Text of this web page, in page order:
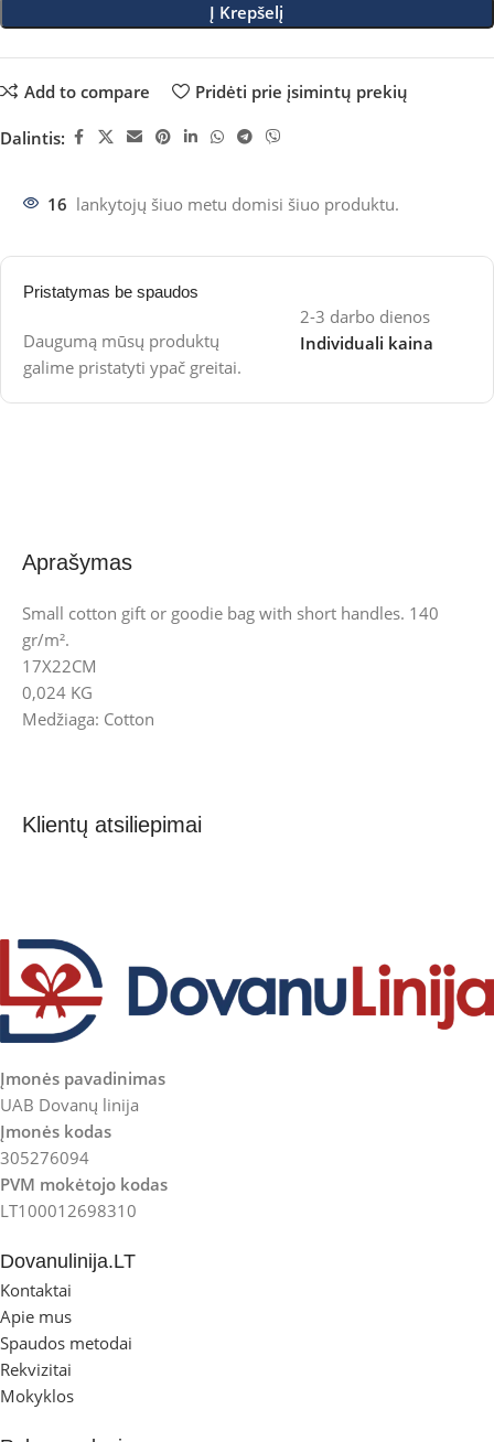
Į Krepšelį
Add to compare Pridėti prie įsimintų prekių
Dalintis:
16 lankytojų šiuo metu domisi šiuo produktu.
Pristatymas be spaudos
Daugumą mūsų produktų
galime pristatyti ypač greitai.
2-3 darbo dienos
Individuali kaina
Aprašymas
Small cotton gift or goodie bag with short handles. 140
gr/m².
17X22CM
0,024 KG
Medžiaga: Cotton
Klientų atsiliepimai
Įmonės pavadinimas
UAB Dovanų linija
Įmonės kodas
305276094
PVM mokėtojo kodas
LT100012698310
Dovanulinija.LT
Kontaktai
Apie mus
Spaudos metodai
Rekvizitai
Mokyklos